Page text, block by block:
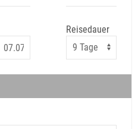
Reisedauer